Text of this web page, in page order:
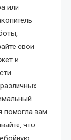
или
свои
и
помогла вам
что